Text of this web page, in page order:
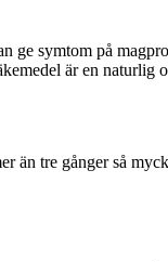
symtom på
är en naturlig
tre gånger så